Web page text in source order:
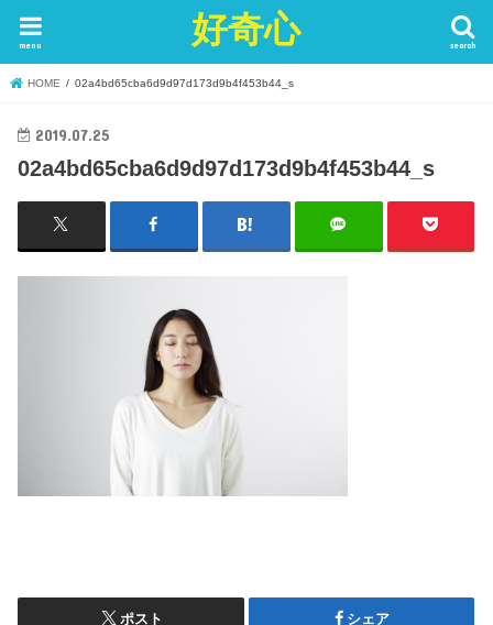
好奇心 search
menu
HOME 02a4bd65cba6d9d97d173d9b4f453b44_s
2019.07.25
02a4bd65cba6d9d97d173d9b4f453b44_s
ポスト シェア